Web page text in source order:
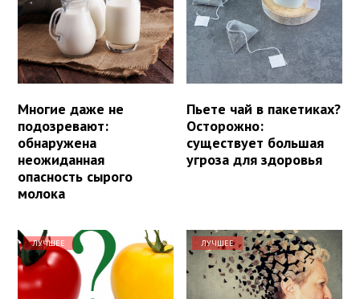
Многие даже не
подозревают:
обнаружена
неожиданная
опасность сырого
молока
Пьете чай в пакетиках?
Осторожно:
существует большая
угроза для здоровья
ЛУЧШЕЕ ЛУЧШЕЕ